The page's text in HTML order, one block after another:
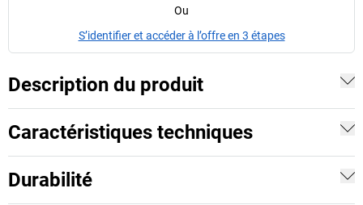
Ou
S’identifier et accéder à l’offre en 3 étapes
Description du produit
Caractéristiques techniques
Durabilité